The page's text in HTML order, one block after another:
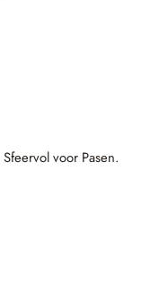
Sfeervol voor Pasen.